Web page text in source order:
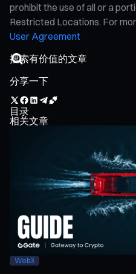
prohibit the use of all or a
Restricted Locations. For
User Agreement
分享一下
目录
相关文章
Web3